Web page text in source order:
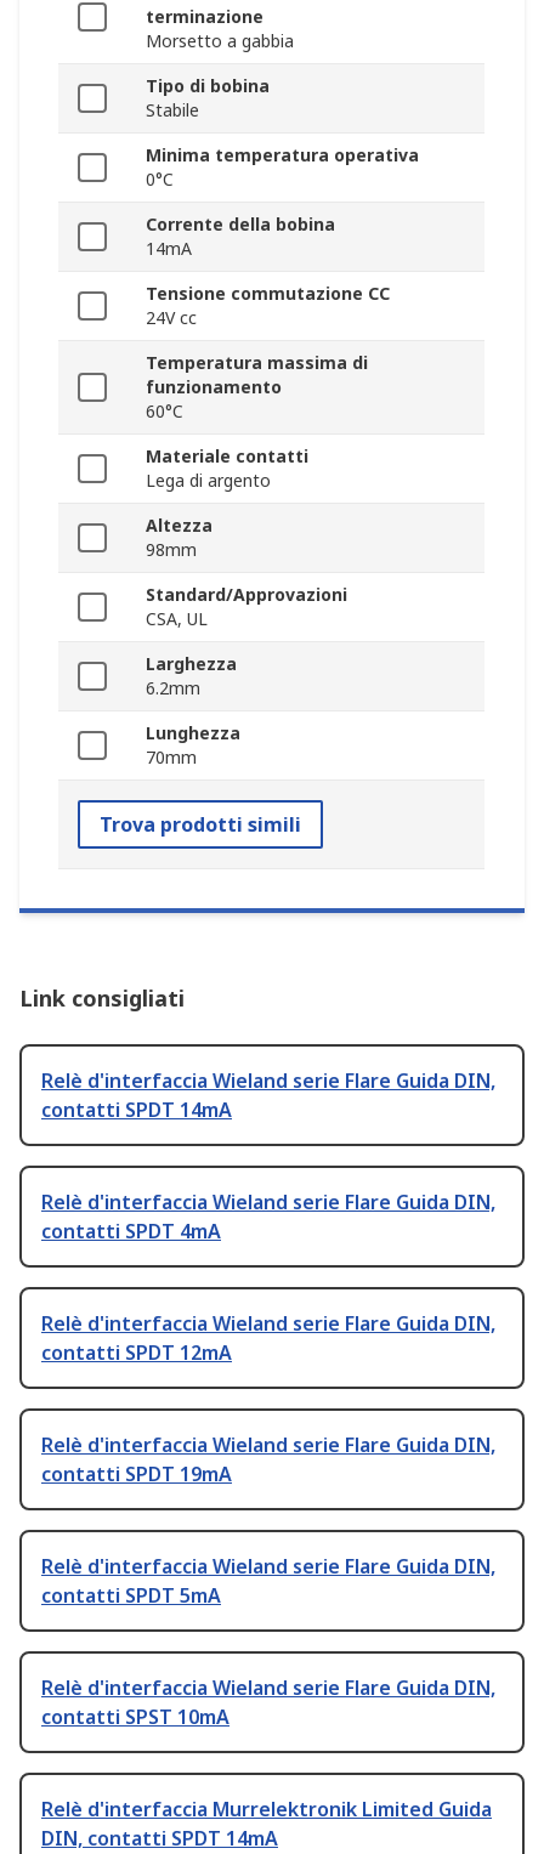
terminazione
Morsetto a gabbia
Tipo di bobina
Stabile
Minima temperatura operativa
0°C
Corrente della bobina
14mA
Tensione commutazione CC
24V cc
Temperatura massima di
funzionamento
60°C
Materiale contatti
Lega di argento
Altezza
98mm
Standard/Approvazioni
CSA, UL
Larghezza
6.2mm
Lunghezza
70mm
Trova prodotti simili
Link consigliati
Relè d'interfaccia Wieland serie Flare Guida DIN,
contatti SPDT 14mA
Relè d'interfaccia Wieland serie Flare Guida DIN,
contatti SPDT 4mA
Relè d'interfaccia Wieland serie Flare Guida DIN,
contatti SPDT 12mA
Relè d'interfaccia Wieland serie Flare Guida DIN,
contatti SPDT 19mA
Relè d'interfaccia Wieland serie Flare Guida DIN,
contatti SPDT 5mA
Relè d'interfaccia Wieland serie Flare Guida DIN,
contatti SPST 10mA
Relè d'interfaccia Murrelektronik Limited Guida
DIN, contatti SPDT 14mA